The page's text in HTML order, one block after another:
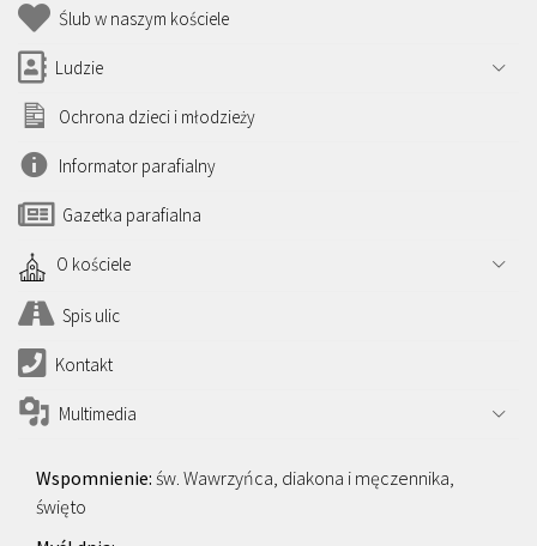
Ślub w naszym kościele
Ludzie
Ochrona dzieci i młodzieży
Informator parafialny
Gazetka parafialna
O kościele
Spis ulic
Kontakt
Multimedia
św. Wawrzyńca, diakona i męczennika,
święto